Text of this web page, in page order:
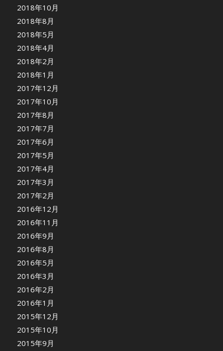
2018年10月
2018年8月
2018年5月
2018年4月
2018年2月
2018年1月
2017年12月
2017年10月
2017年8月
2017年7月
2017年6月
2017年5月
2017年4月
2017年3月
2017年2月
2016年12月
2016年11月
2016年9月
2016年8月
2016年5月
2016年3月
2016年2月
2016年1月
2015年12月
2015年10月
2015年9月